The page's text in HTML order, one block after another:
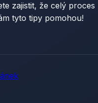
zajistit, že celý
tyto tipy pomohou!